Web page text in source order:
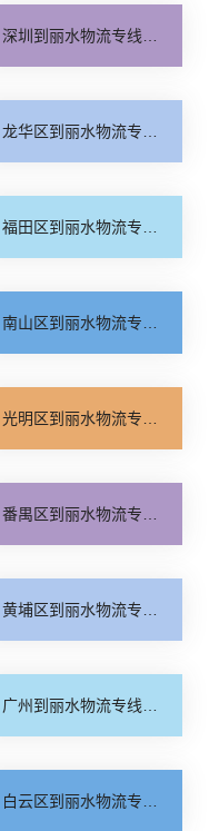
深圳到丽水物流专线_全程直达「快速直达」
龙华区到丽水物流专线_放心物流「要几天到」
福田区到丽水物流专线_全境到达「上门取件」
南山区到丽水物流专线_直达到站「实时反馈」
光明区到丽水物流专线_保证时效「准时准点」
番禺区到丽水物流专线_直达往返「怎么收费」
黄埔区到丽水物流专线_运费多少「一站直达」
广州到丽水物流专线_运价行情「送货到门」
白云区到丽水物流专线_上门提货「高效运输」